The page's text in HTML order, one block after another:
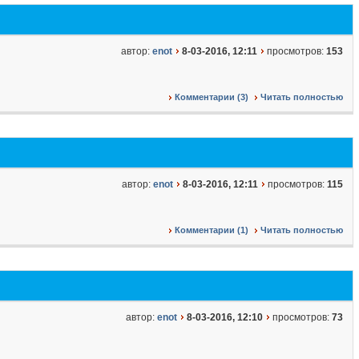
автор: enot 8-03-2016, 12:11 просмотров: 153
Комментарии (3) Читать полностью
автор: enot 8-03-2016, 12:11 просмотров: 115
Комментарии (1) Читать полностью
автор: enot 8-03-2016, 12:10 просмотров: 73